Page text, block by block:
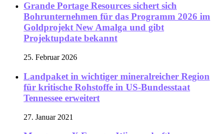
Grande Portage Resources sichert sich
Bohrunternehmen für das Programm 2026 im
Goldprojekt New Amalga und gibt
Projektupdate bekannt
25. Februar 2026
Landpaket in wichtiger mineralreicher Region
für kritische Rohstoffe in US-Bundesstaat
Tennessee erweitert
27. Januar 2021